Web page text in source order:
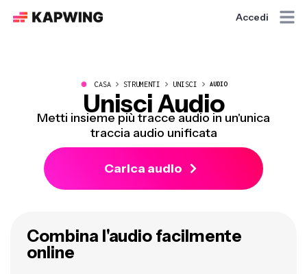
Accedi
● CASA STRUMENTI UNISCI AUDIO
Unisci Audio
Metti insieme più tracce audio in un'unica
traccia audio unificata
Carica audio
Combina l'audio facilmente
online